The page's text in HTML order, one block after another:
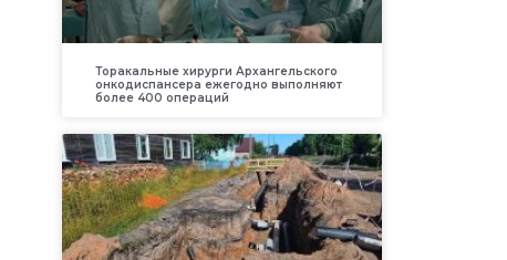
Торакальные хирурги Архангельского
онкодиспансера ежегодно выполняют
более 400 операций